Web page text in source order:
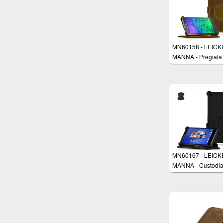
Funzione Stand e
AutoSleep
MN60158 -
MANNA - Pregiata
custodia protettiva
Vera Pelle Nabuk
MN60167 -
MANNA - Custodia
EasyStand